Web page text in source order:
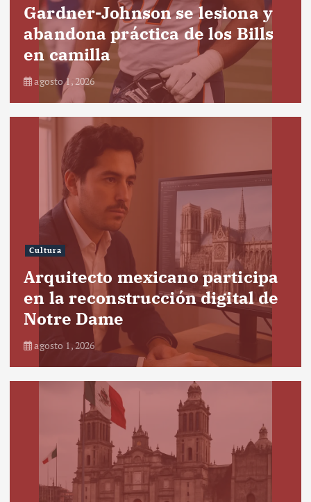
Gardner-Johnson se lesiona y
abandona práctica de los Bills
en camilla
agosto 1, 2026
Cultura
Arquitecto mexicano participa
en la reconstrucción digital de
Notre Dame
agosto 1, 2026